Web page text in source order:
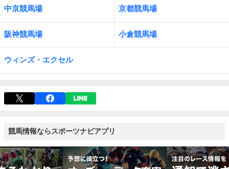
中京競馬場 京都競馬場
阪神競馬場 小倉競馬場
ウィンズ・エクセル
競馬情報ならスポーツナビアプリ